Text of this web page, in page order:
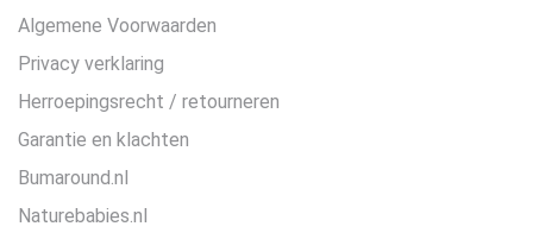
Algemene Voorwaarden
Privacy verklaring
Herroepingsrecht / retourneren
Garantie en klachten
Bumaround.nl
Naturebabies.nl